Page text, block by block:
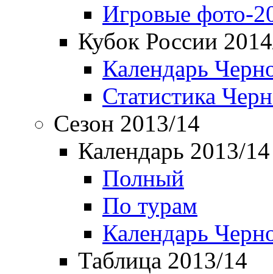
Игровые фото-
Кубок России
Календарь
Статистика
Сезон 2013/14
Календарь 2013/14
Полный
По турам
Календарь
Таблица 2013/14